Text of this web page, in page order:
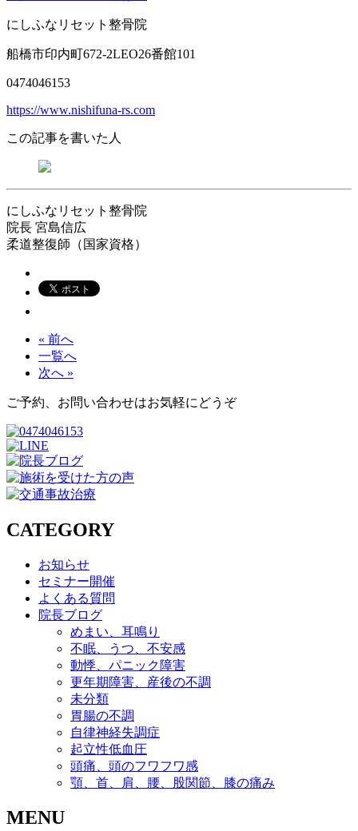
にしふなリセット整骨院
船橋市印内町672-2LEO26番館101
0474046153
https://www.nishifuna-rs.com
この記事を書いた人
にしふなリセット整骨院
院長 宮島信広
柔道整復師（国家資格）
« 前へ
一覧へ
次へ »
ご予約、お問い合わせはお気軽にどうぞ
CATEGORY
お知らせ
セミナー開催
よくある質問
院長ブログ
めまい、耳鳴り
不眠、うつ、不安感
動悸、パニック障害
更年期障害、産後の不調
未分類
胃腸の不調
自律神経失調症
起立性低血圧
頭痛、頭のフワフワ感
顎、首、肩、腰、股関節、膝の痛み
MENU